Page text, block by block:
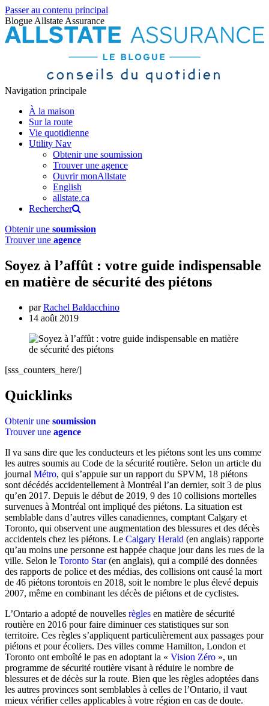
Passer au contenu principal
Blogue Allstate Assurance
Navigation principale
À la maison
Sur la route
Vie quotidienne
Utility Nav
Obtenir une soumission
Trouver une agence
Ouvrir monAllstate
English
allstate.ca
Rechercher
Obtenir une soumission
Trouver une agence
Soyez à l’affût : votre guide indispensable
en matière de sécurité des piétons
parRachel Baldacchino
14 août 2019
[sss_counters_here/]
Quicklinks
Obtenir une soumission
Trouver une agence
Il va sans dire que les conducteurs et les piétons sont les uns comme
les autres soumis au Code de la sécurité routière. Selon un article du
journal Métro, qui s’appuie sur un rapport du SPVM, 18 piétons
sont décédés accidentellement à Montréal l’an dernier, soit 3 de plus
qu’en 2017. Depuis le début de 2019, 9 des 10 collisions mortelles
survenues à Montréal ont impliqué des piétons. La situation est
semblable dans d’autres villes canadiennes, comptant Calgary et
Toronto, qui observent une augmentation des blessures et des décès
accidentels chez les piétons. Le Calgary Herald (en anglais) rapporte
qu’au moins une personne est happée chaque jour dans les rues de la
ville. Selon le Toronto Star(en anglais), qui a compilé des données
des rapports de police et des médias, des collisions ont causé la mort
de 46 piétons torontois en 2018, soit le nombre le plus élevé depuis
2007, même en combinant les décès de piétons et de cyclistes.
L’Ontario a adopté de nouvelles règles en matière de sécurité
routière en 2016 pour faire diminuer ces statistiques sur son
territoire. Ces règles s’appliquent particulièrement aux passages pour
piétons et pour écoliers. Des villes comme Hamilton, London et
Toronto ont emboîté le pas en adoptant la « Vision Zéro », un
programme de sécurité routière visant à réduire le nombre de
blessures et de décès sur la route. Bien que les règles adoptées dans
les autres provinces sont semblables à celles de l’Ontario, il vaut
mieux vérifier celles applicables à votre région en cas de doute.